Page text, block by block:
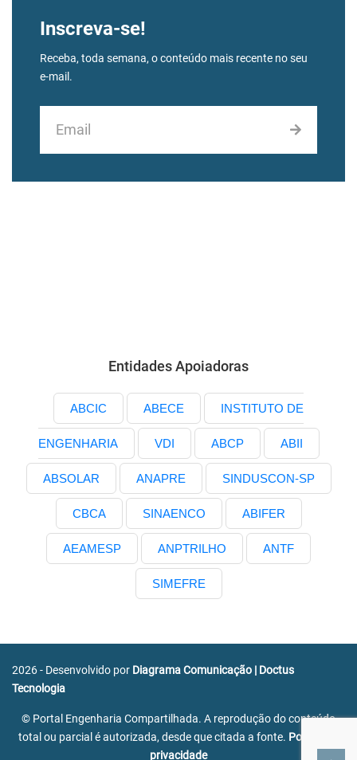
Inscreva-se!
Receba, toda semana, o conteúdo mais recente no seu
e-mail.
Entidades Apoiadoras
ABCIC ABECE INSTITUTO DE
ENGENHARIA VDI ABCP ABII
ABSOLAR ANAPRE SINDUSCON-SP
CBCA SINAENCO ABIFER
AEAMESP ANPTRILHO ANTF
SIMEFRE
2026 - Desenvolvido por Diagrama Comunicação | Doctus
Tecnologia
© Portal Engenharia Compartilhada. A reprodução do conteúdo
total ou parcial é autorizada, desde que citada a fonte. Política de
privacidade